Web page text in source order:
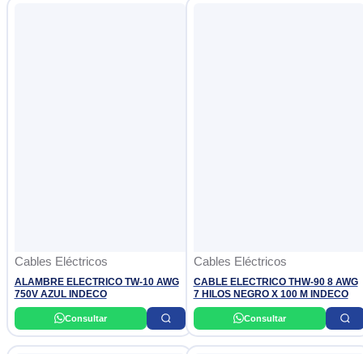
Cables Eléctricos
ALAMBRE ELECTRICO TW-10 AWG
750V AZUL INDECO
Consultar
Cables Eléctricos
CABLE ELECTRICO THW-90 8 AWG
7 HILOS NEGRO X 100 M INDECO
Consultar